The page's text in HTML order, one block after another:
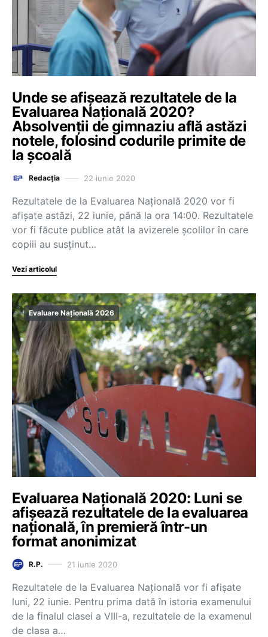
Unde se afișează rezultatele de la
Evaluarea Națională 2020?
Absolvenții de gimnaziu află astăzi
notele, folosind codurile primite de
la școală
Redacția 22 iunie 2020
Rezultatele de la Evaluarea Națională 2020 vor fi
afișate astăzi, 22 iunie, până la ora 14:00. Rezultatele
vor fi făcute publice atât la avizerele școlilor în care
copiii au susținut…
Vezi articolul
Evaluare Națională 2026
Evaluarea Națională 2020: Luni se
afișează rezultatele de la evaluarea
națională, în premieră într-un
format anonimizat
R.P. 21 iunie 2020
Rezultatele de la Evaluarea Națională vor fi afișate
luni, 22 iunie. Pentru prima dată în istoria examenului
de la finalul clasei a VIII-a, rezultatele de la examenul
de clasa a…